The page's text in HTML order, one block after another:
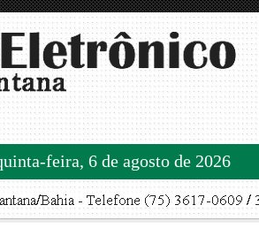
feira, 6 de agosto de 2026